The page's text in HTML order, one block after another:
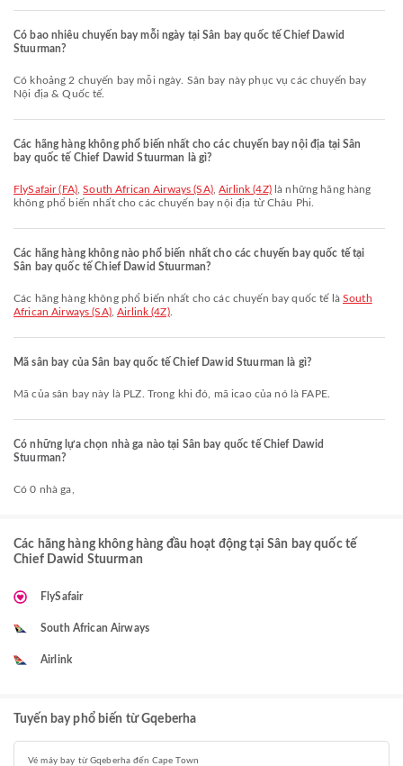
Có bao nhiêu chuyến bay mỗi ngày tại Sân bay quốc tế Chief Dawid
Stuurman?
Có khoảng 2 chuyến bay mỗi ngày. Sân bay này phục vụ các chuyến bay
Nội địa & Quốc tế.
Các hãng hàng không phổ biến nhất cho các chuyến bay nội địa tại Sân
bay quốc tế Chief Dawid Stuurman là gì?
FlySafair (FA),South African Airways (SA),Airlink (4Z)là những hãng hàng
không phổ biến nhất cho các chuyến bay nội địa từ Châu Phi.
Các hãng hàng không nào phổ biến nhất cho các chuyến bay quốc tế tại
Sân bay quốc tế Chief Dawid Stuurman?
Các hãng hàng không phổ biến nhất cho các chuyến bay quốc tế là South
African Airways (SA),Airlink (4Z).
Mã sân bay của Sân bay quốc tế Chief Dawid Stuurman là gì?
Mã của sân bay này là PLZ. Trong khi đó, mã icao của nó là FAPE.
Có những lựa chọn nhà ga nào tại Sân bay quốc tế Chief Dawid
Stuurman?
Có 0 nhà ga,
Các hãng hàng không hàng đầu hoạt động tại Sân bay quốc tế
Chief Dawid Stuurman
FlySafair
South African Airways
Airlink
Tuyến bay phổ biến từ Gqeberha
Vé máy bay từ Gqeberha đến Cape Town